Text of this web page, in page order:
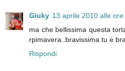
Giuky 13 aprile 2010 alle ore
ma che bellissima questa
rpimavera..bravissima tu e
Rispondi